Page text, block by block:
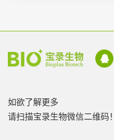
如欲了解更多
请扫描宝录生物微信二维码！